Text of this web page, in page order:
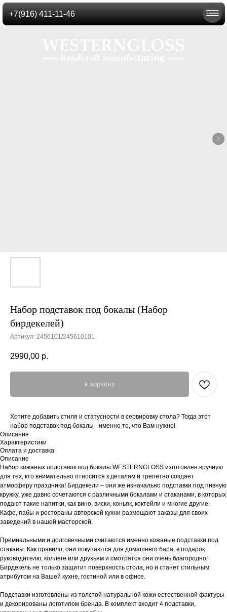
+7(916) 411-11-46
Набор подставок под бокалы (Набор
бирдекелей)
Артикул: 2456101/245610101
2990,00 р.
в корзину
Хотите добавить стиля и статусности в сервировку стола? Тогда этот
набор подставок под бокалы - именно то, что Вам нужно!
Описание
Характеристики
Оплата и доставка
Описание
Набор кожаных подставок под бокалы WESTERNGLOSS изготовлен вручную
для тех, кто внимательно относится к деталям и трепетно создает
атмосферу праздника! Бирдекели – они же изначально подставки под пивную
кружку, уже давно сочетаются с различными бокалами и стаканами, в которых
подают такие напитки, как вино, виски, коньяк, коктейли и многие другие.
Кафе, пабы и рестораны авторской кухни размещают заказы для своих
заведений в нашей мастерской.
Премиальными и долговечными считаются именно кожаные подставки под
стаканы. Как правило, они покупаются для домашнего бара, в подарок
руководителю, коллеге или друзьям и смотрятся они очень благородно!
Бирдекель не только защитит поверхность стола, но и станет стильным
атрибутом на Вашей кухне, гостиной или в офисе.
Подставки изготовлены из толстой натуральной кожи естественной фактуры
и декорированы логотипом бренда. В комплект входит 4 подставки,